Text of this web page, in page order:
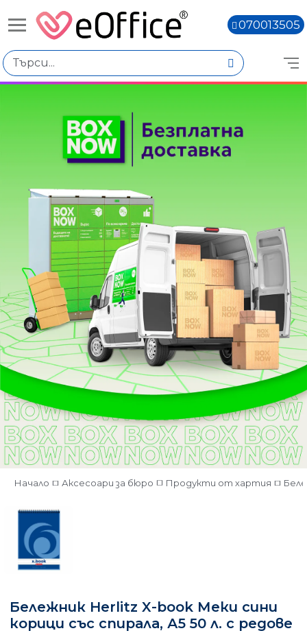
070013505
Начало Аксесоари за бюро Продукти от хартия
Бележник Herlitz X-book Меки сини
корици със спирала, А5 50 л. с редове